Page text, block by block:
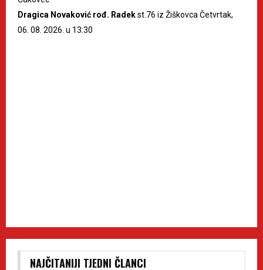
Dragica Novaković rođ. Radekst.76 iz Žiškovca Četvrtak,
06. 08. 2026. u 13:30
NAJČITANIJI TJEDNI ČLANCI